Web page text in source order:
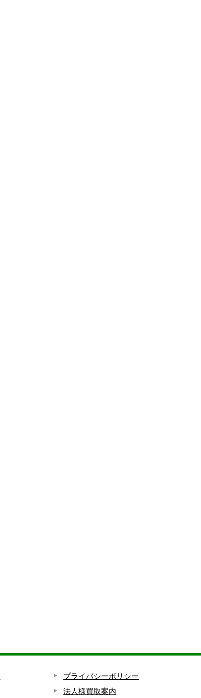
プライバシーポリシー
法人様買取案内